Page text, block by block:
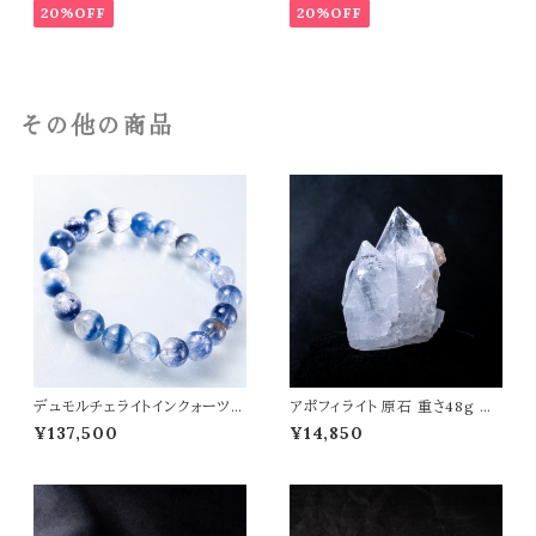
20%OFF 20%OFF
その他の商品
デュモルチェライトインクォーツ
ブレスレット 9mm 高品質 天然
石 パワーストーン t0514
¥137,500
アポフィライト 原石 重さ48g 魚
眼石 天然石 パワーストーン 鉱
物 結晶 t0341
¥14,850